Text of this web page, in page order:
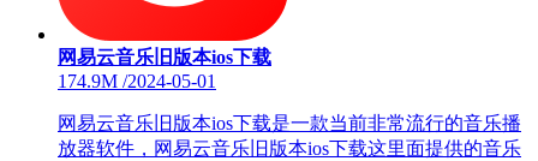
网易云音乐旧版本ios下载
174.9M /2024-05-01
网易云音乐旧版本ios下载是一款当前非常流行的音乐播
放器软件，网易云音乐旧版本ios下载这里面提供的音乐